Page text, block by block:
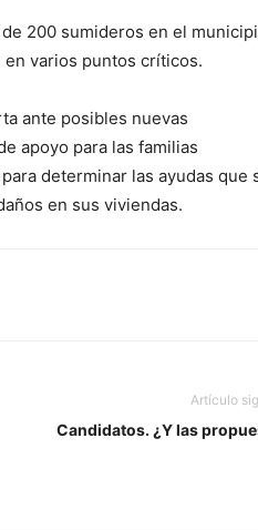
200 sumideros en el
varios puntos críticos.
ante posibles nuevas
apoyo para las familias
determinar las ayudas que
en sus viviendas.
Artículo
Candidatos. ¿Y las